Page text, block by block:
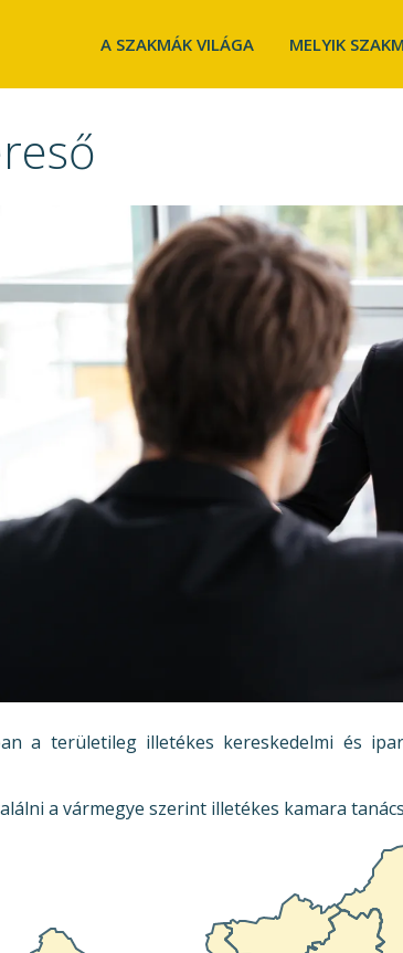
A SZAKMÁK VILÁGA MELYIK
a területileg illetékes kereskedelmi és
a vármegye szerint illetékes kamara